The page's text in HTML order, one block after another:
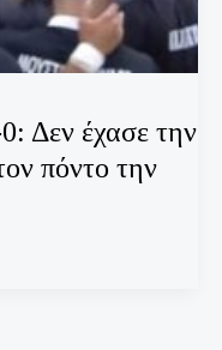
Δεν έχασε την
πόντο την